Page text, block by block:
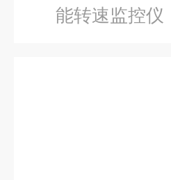
能转速监控仪